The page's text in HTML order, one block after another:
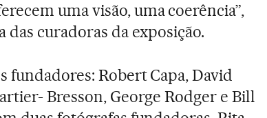
uma visão, uma coerência”,
das curadoras da exposição.
fundadores: Robert Capa, David
Bresson, George Rodger e Bill